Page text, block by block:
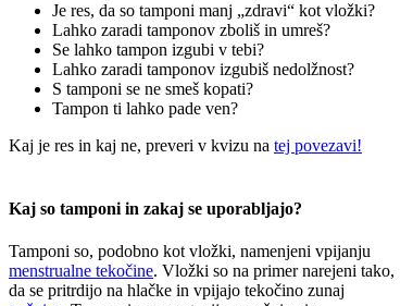
Je res, da so tamponi manj „zdravi“ kot vložki?
Lahko zaradi tamponov zboliš in umreš?
Se lahko tampon izgubi v tebi?
Lahko zaradi tamponov izgubiš nedolžnost?
S tamponi se ne smeš kopati?
Tampon ti lahko pade ven?
Kaj je res in kaj ne, preveri v kvizu na tej povezavi!
Kaj so tamponi in zakaj se uporabljajo?
Tamponi so, podobno kot vložki, namenjeni vpijanju
menstrualne tekočine. Vložki so na primer narejeni tako,
da se pritrdijo na hlačke in vpijajo tekočino zunaj